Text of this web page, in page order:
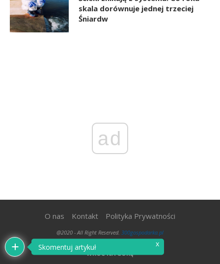
skala dorównuje jednej trzeciej
Śniardw
ad
O nas Kontakt Polityka Prywatności
@2020 - All Right Reserved. 300gospodarka.pl
WRÓĆ NA GÓRĘ
Skomentuj artykuł x